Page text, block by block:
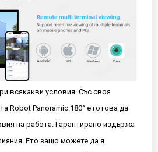
всякакви условия. Със своя
Robot Panoramic 180° е готова да
на работа. Гарантирано издържа
Ето защо можете да я